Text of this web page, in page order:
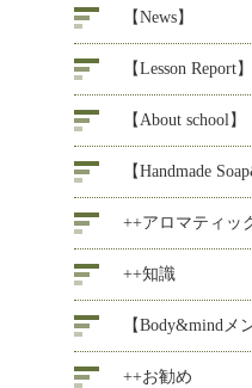
【News】
【Lesson Report】
【About school】
【Handmade
++アロマティッ
++知識
【Body&mindメ
++お勧め